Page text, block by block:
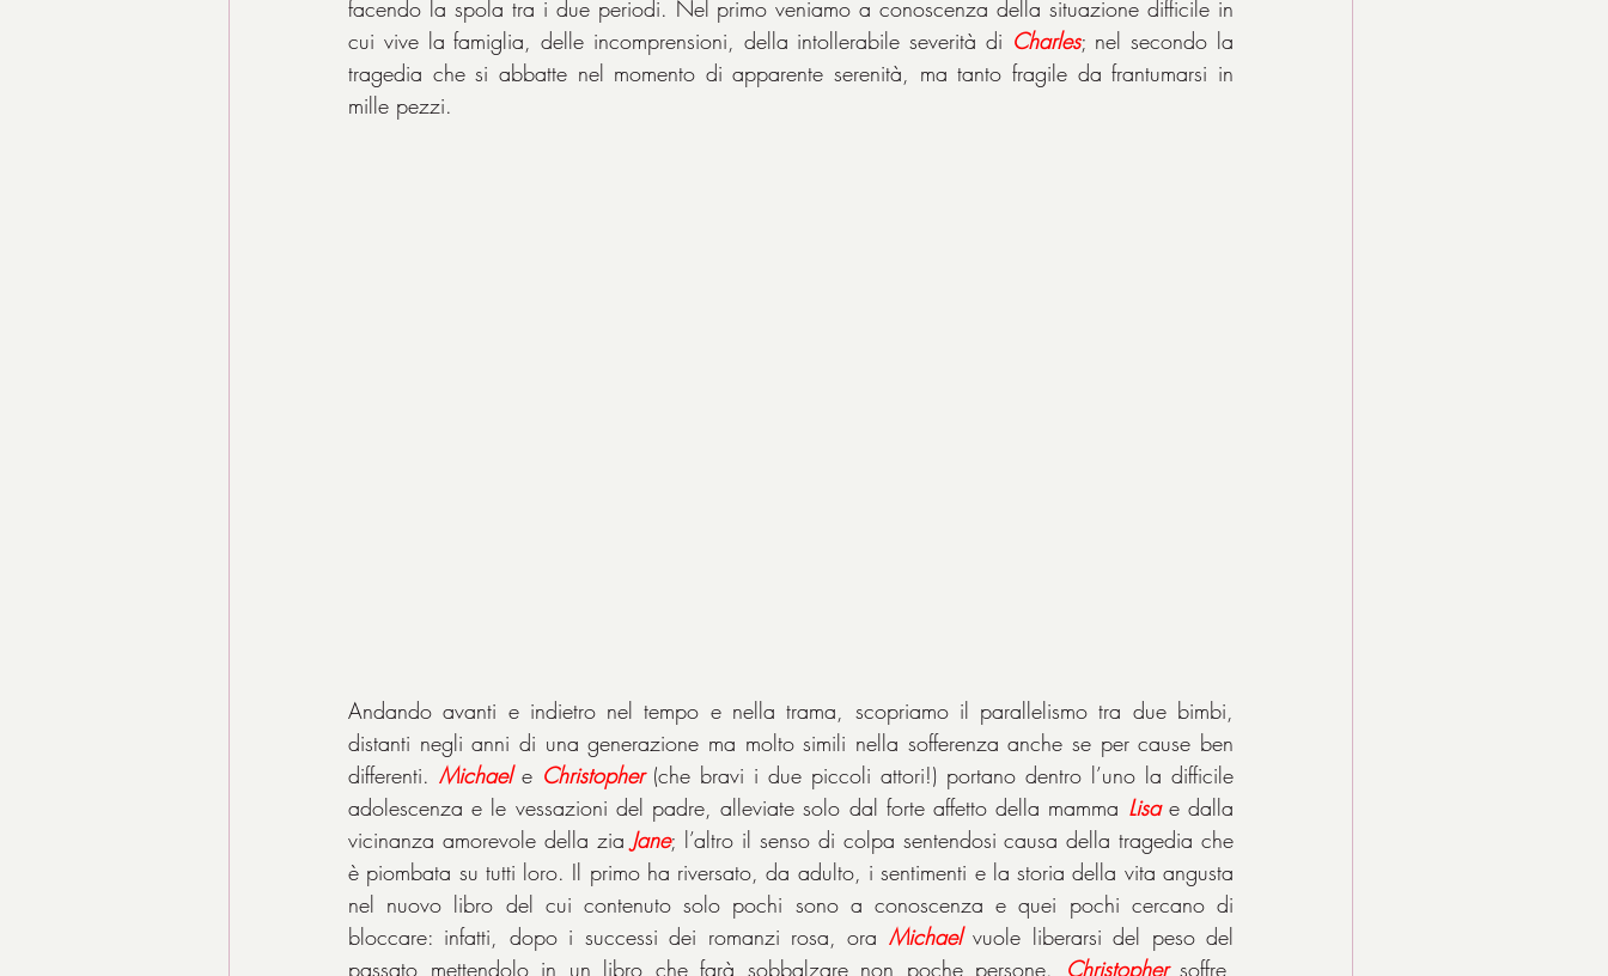
facendo la spola tra i due periodi. Nel primo veniamo a conoscenza della situazione difficile in
cui vive la famiglia, delle incomprensioni, della intollerabile severità di Charles; nel secondo la
tragedia che si abbatte nel momento di apparente serenità, ma tanto fragile da frantumarsi in
mille pezzi.
Andando avanti e indietro nel tempo e nella trama, scopriamo il parallelismo tra due bimbi,
distanti negli anni di una generazione ma molto simili nella sofferenza anche se per cause ben
differenti. Michael e Christopher (che bravi i due piccoli attori!) portano dentro l’uno la difficile
adolescenza e le vessazioni del padre, alleviate solo dal forte affetto della mamma Lisa e dalla
vicinanza amorevole della zia Jane; l’altro il senso di colpa sentendosi causa della tragedia che
è piombata su tutti loro. Il primo ha riversato, da adulto, i sentimenti e la storia della vita angusta
nel nuovo libro del cui contenuto solo pochi sono a conoscenza e quei pochi cercano di
bloccare: infatti, dopo i successi dei romanzi rosa, ora Michael vuole liberarsi del peso del
passato mettendolo in un libro che farà sobbalzare non poche persone.
Christopher soffre,